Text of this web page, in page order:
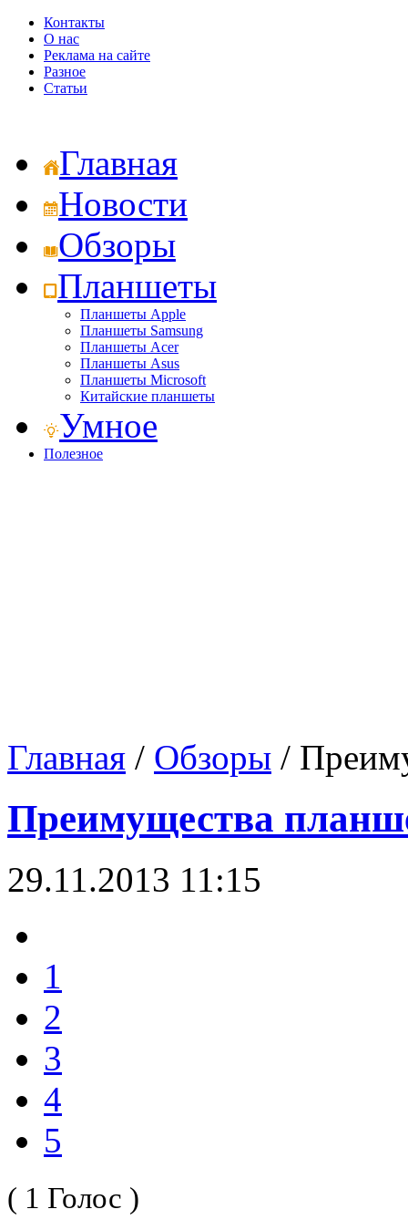
Контакты
О нас
Реклама на сайте
Разное
Статьи
Главная
Новости
Обзоры
Планшеты
Планшеты Apple
Планшеты Samsung
Планшеты Acer
Планшеты Asus
Планшеты Microsoft
Китайские планшеты
Умное
Полезное
Главная / Обзоры /
Преимущества
29.11.2013 11:15
1
2
3
4
5
( 1 Голос )